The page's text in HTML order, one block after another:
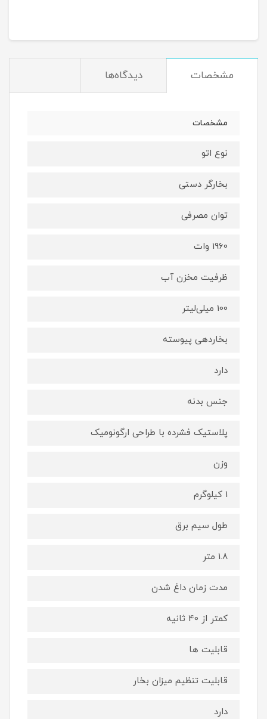
مشخصات دیدگاه‌ها
مشخصات
نوع اتو
بخارگر دستی
توان مصرفی
1960 وات
ظرفیت مخزن آب
100 میلی‌لیتر
بخاردهی پیوسته
دارد
جنس بدنه
پلاستیک فشرده با طراحی ارگونومیک
وزن
1 کیلوگرم
طول سیم برق
1.8 متر
مدت زمان داغ شدن
کمتر از 40 ثانیه
قابلیت ها
قابلیت تنظیم میزان بخار
دارد